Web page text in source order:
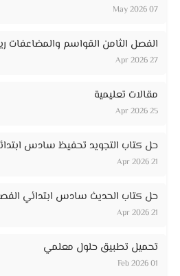
07 May 2026
الفصل الثامن القواسم والمضاعفات
27 Apr 2026
مقالات تعليمية
25 Apr 2026
حل كتاب التجويد تحفيظ سادس
21 Apr 2026
حل كتاب الحديث سادس ابتدائي
21 Apr 2026
تحميل تطبيق حلول معلمي
01 Feb 2026